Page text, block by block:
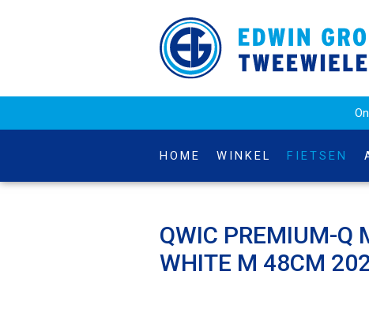
HOME WINKEL FIETSEN
QWIC PREMIUM-Q
WHITE M 48CM